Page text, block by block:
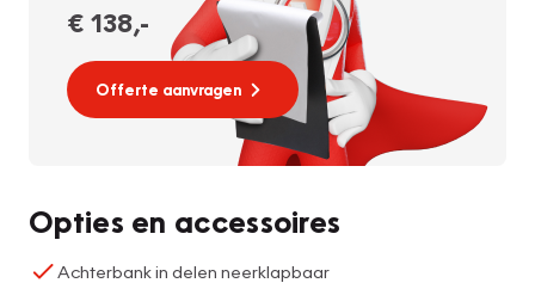
€ 138,-
Offerte aanvragen
Opties en accessoires
Achterbank in delen neerklapbaar